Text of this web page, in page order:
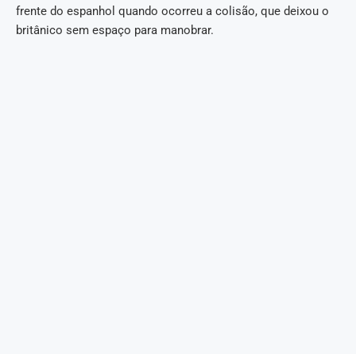
frente do espanhol quando ocorreu a colisão, que deixou o
britânico sem espaço para manobrar.